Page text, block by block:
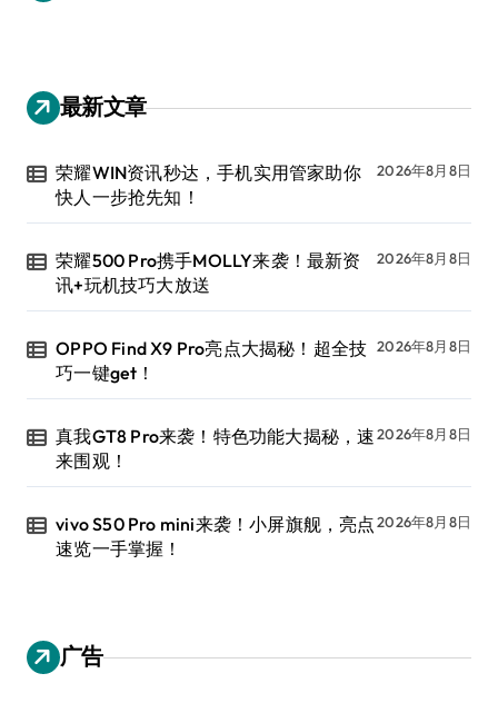
最新文章
荣耀WIN资讯秒达，手机实用管家助你
快人一步抢先知！
2026年8月8日
荣耀500 Pro携手MOLLY来袭！最新资
讯+玩机技巧大放送
2026年8月8日
OPPO Find X9 Pro亮点大揭秘！超全技
巧一键get！
2026年8月8日
真我GT8 Pro来袭！特色功能大揭秘，速
来围观！
2026年8月8日
vivo S50 Pro mini来袭！小屏旗舰，亮点
速览一手掌握！
2026年8月8日
广告